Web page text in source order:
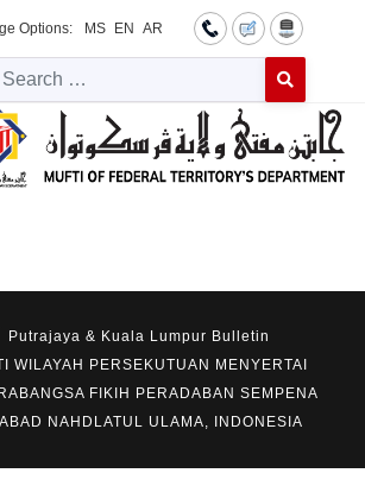
Options: MS EN AR
Type 2 or
Putrajaya & Kuala Lumpur Bulletin
WILAYAH PERSEKUTUAN MENYERTAI
FIKIH PERADABAN SEMPENA
NAHDLATUL ULAMA, INDONESIA